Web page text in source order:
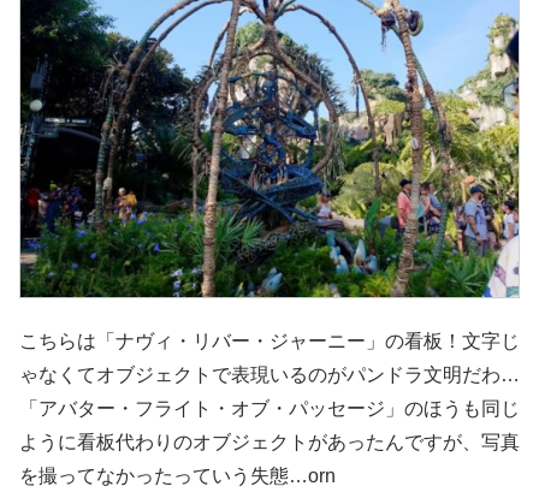
こちらは「ナヴィ・リバー・ジャーニー」の看板！文字じ
ゃなくてオブジェクトで表現いるのがパンドラ文明だわ…
「アバター・フライト・オブ・パッセージ」のほうも同じ
ように看板代わりのオブジェクトがあったんですが、写真
を撮ってなかったっていう失態…orn